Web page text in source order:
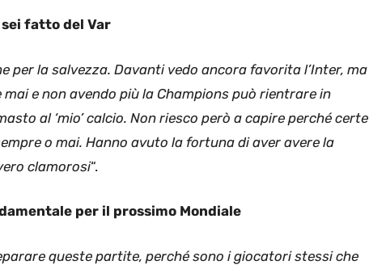
fatto del Var
per la salvezza. Davanti vedo ancora favorita l’Inter, ma
e non avendo più la Champions può rientrare in
al ‘mio’ calcio. Non riesco però a capire perché certe
o mai. Hanno avuto la fortuna di aver avere la
clamorosi“.
per il prossimo Mondiale
queste partite, perché sono i giocatori stessi che